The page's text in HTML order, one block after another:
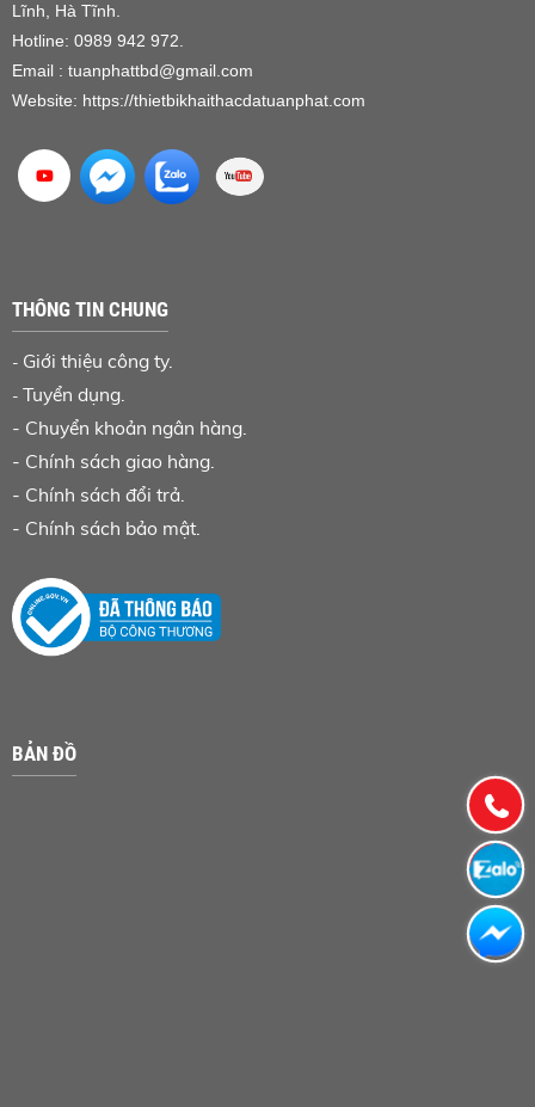
Lĩnh, Hà Tĩnh.
Hotline: 0989 942 972.
Email : tuanphattbd@gmail.com
Website: https://thietbikhaithacdatuanphat.com
THÔNG TIN CHUNG
- Giới thiệu công ty.
- Tuyển dụng.
- Chuyển khoản ngân hàng.
- Chính sách giao hàng.
- Chính sách đổi trả.
- Chính sách bảo mật.
BẢN ĐỒ